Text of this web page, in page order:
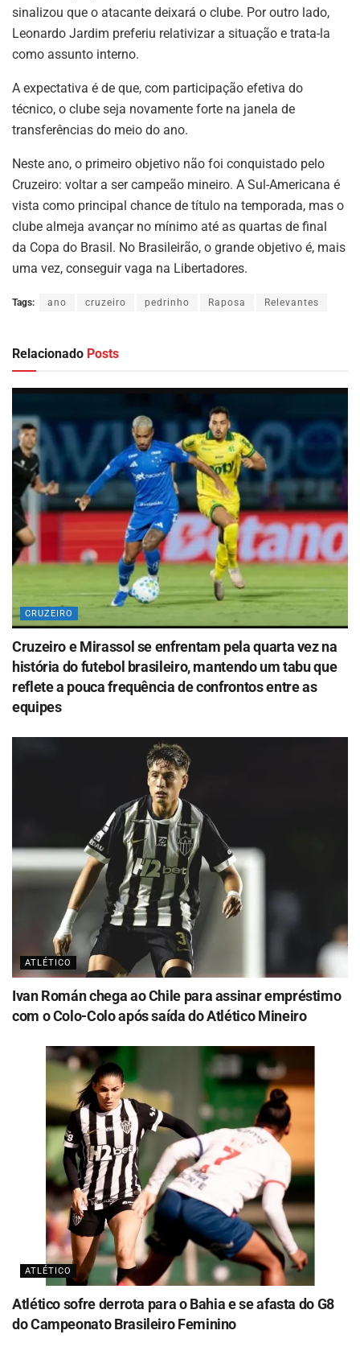
sinalizou que o atacante deixará o clube. Por outro lado,
Leonardo Jardim preferiu relativizar a situação e trata-la
como assunto interno.
A expectativa é de que, com participação efetiva do
técnico, o clube seja novamente forte na janela de
transferências do meio do ano.
Neste ano, o primeiro objetivo não foi conquistado pelo
Cruzeiro: voltar a ser campeão mineiro. A Sul-Americana é
vista como principal chance de título na temporada, mas o
clube almeja avançar no mínimo até as quartas de final
da Copa do Brasil. No Brasileirão, o grande objetivo é, mais
uma vez, conseguir vaga na Libertadores.
Tags: ano cruzeiro pedrinho Raposa Relevantes
Relacionado Posts
CRUZEIRO
Cruzeiro e Mirassol se enfrentam pela quarta vez na
história do futebol brasileiro, mantendo um tabu que
reflete a pouca frequência de confrontos entre as
equipes
ATLÉTICO
Ivan Román chega ao Chile para assinar empréstimo
com o Colo-Colo após saída do Atlético Mineiro
ATLÉTICO
Atlético sofre derrota para o Bahia e se afasta do G8
do Campeonato Brasileiro Feminino